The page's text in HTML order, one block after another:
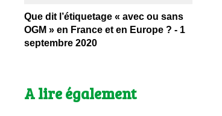
Que dit l’étiquetage « avec ou sans
OGM » en France et en Europe ? - 1
septembre 2020
A lire également